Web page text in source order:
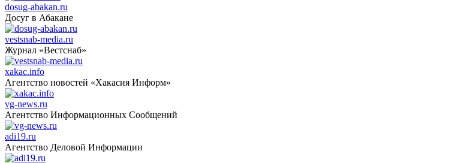
dosug-abakan.ru
Досуг в Абакане
vestsnab-media.ru
Журнал «Вестснаб»
xakac.info
Агентство новостей «Хакасия Информ»
vg-news.ru
Агентство Информационных Сообщений
adi19.ru
Агентство Деловой Информации